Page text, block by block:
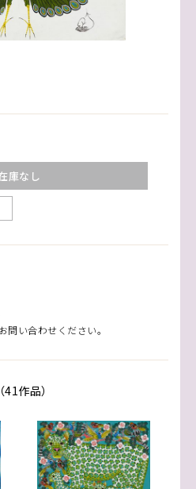
庫なし
い合わせください。
作品）